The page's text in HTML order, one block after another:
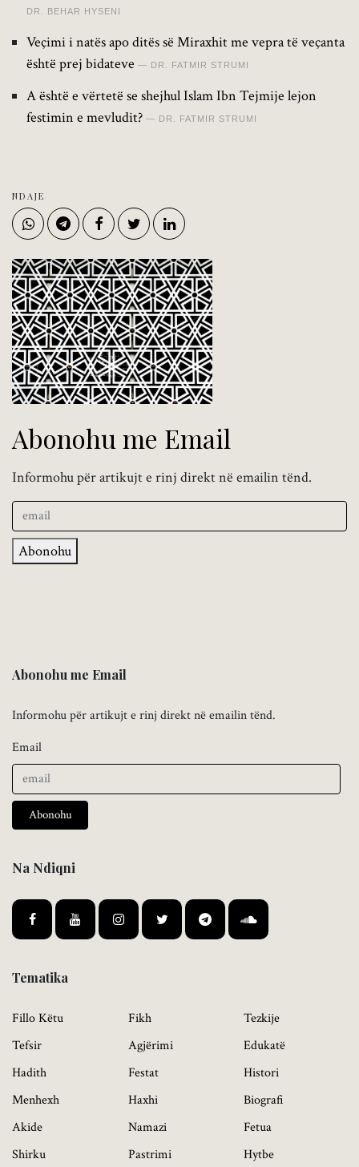
DR. BEHAR HYSENI
Veçimi i natës apo ditës së Miraxhit me vepra të veçanta
është prej bidateve
DR. FATMIR STRUMI
A është e vërtetë se shejhul Islam Ibn Tejmije lejon
festimin e mevludit?
DR. FATMIR STRUMI
NDAJE
Abonohu me Email
Informohu për artikujt e rinj direkt në emailin tënd.
Abonohu
Abonohu me Email
Informohu për artikujt e rinj direkt në emailin tënd.
Email
Abonohu
Na Ndiqni
Tematika
Fillo Këtu
Tefsir
Hadith
Menhexh
Akide
Shirku
Fikh
Agjërimi
Festat
Haxhi
Namazi
Pastrimi
Tezkije
Edukatë
Histori
Biografi
Fetua
Hytbe